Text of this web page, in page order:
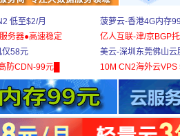
低至$2/月
务器●高速稳定
仅58元
防CDN-99元█
菠萝云-香港4G内存
亿人互联-津/京BGP
美云-深圳东莞佛山云
10M CN2海外云VPS